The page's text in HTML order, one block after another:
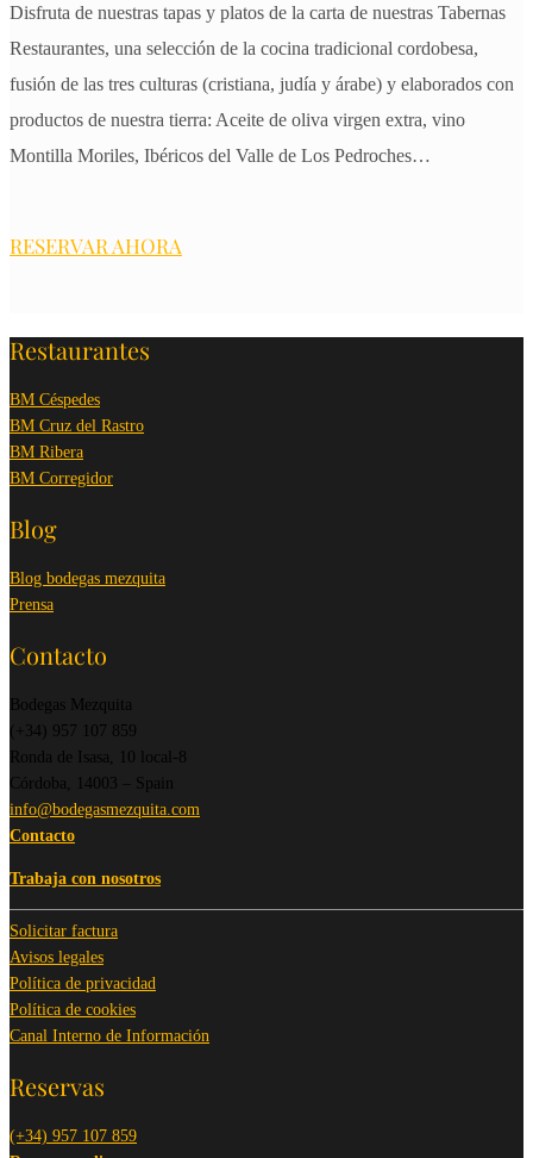
Disfruta de nuestras tapas y platos de la carta de nuestras Tabernas
Restaurantes, una selección de la cocina tradicional cordobesa,
fusión de las tres culturas (cristiana, judía y árabe) y elaborados con
productos de nuestra tierra: Aceite de oliva virgen extra, vino
Montilla Moriles, Ibéricos del Valle de Los Pedroches…
RESERVAR AHORA
Restaurantes
BM Céspedes
BM Cruz del Rastro
BM Ribera
BM Corregidor
Blog
Blog bodegas mezquita
Prensa
Contacto
Bodegas Mezquita
(+34) 957 107 859
Ronda de Isasa, 10 local-8
Córdoba, 14003 – Spain
info@bodegasmezquita.com
Contacto
Trabaja con nosotros
Solicitar factura
Avisos legales
Política de privacidad
Política de cookies
Canal Interno de Información
Reservas
(+34) 957 107 859